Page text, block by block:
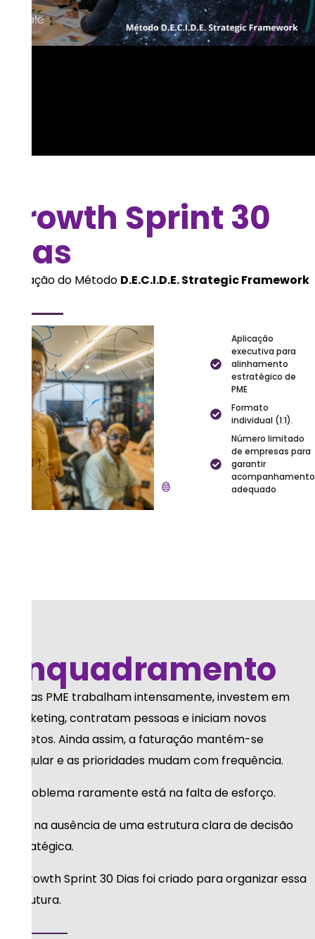
Growth Sprint 30
Dias
Aplicação do Método D.E.C.I.D.E. Strategic Framework
Aplicação
executiva para
alinhamento
estratégico de
PME
Formato
individual (1:1).
Número limitado
de empresas para
garantir
acompanhamento
adequado
Enquadramento
Muitas PME trabalham intensamente, investem em
marketing, contratam pessoas e iniciam novos
projetos. Ainda assim, a faturação mantém-se
irregular e as prioridades mudam com frequência.
O problema raramente está na falta de esforço.
Está na ausência de uma estrutura clara de decisão
estratégica.
O Growth Sprint 30 Dias foi criado para organizar essa
estrutura.